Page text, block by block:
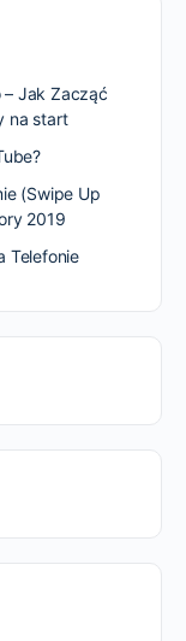
– Jak Zacząć
na start
(Swipe Up
2019
Telefonie